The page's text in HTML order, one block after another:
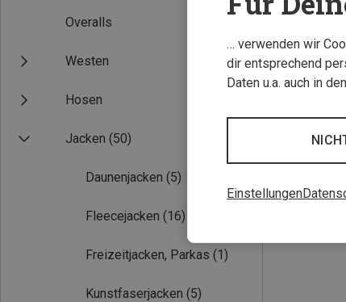
Overalls
Westen
Hosen
Jacken (50)
Daunenjacken (5)
Fleecejacken (16)
Freizeitjacken, Parkas (1)
Kunstfaserjacken (5)
… verwenden wir
dir entsprechend
Daten u.a. auch in
Einstellungen